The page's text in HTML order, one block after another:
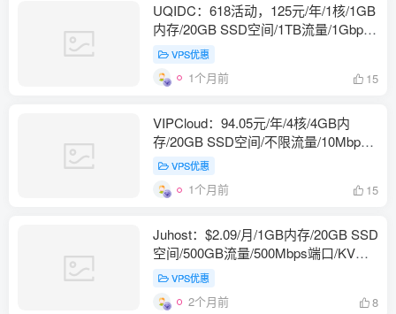
UQIDC：618活动，125元/年/1核/1GB
内存/20GB SSD空间/1TB流量/1Gbps
端口/KVM/西雅图/洛杉矶/英国/德国
等；韩国预售
VPS优惠
1个月前 15
VIPCloud：94.05元/年/4核/4GB内
存/20GB SSD空间/不限流量/10Mbps-
60Mbps端口/KVM/洛杉矶CN2 GIA/香
港CN2，原生IP
VPS优惠
1个月前 15
Juhost：$2.09/月/1GB内存/20GB SSD
空间/500GB流量/500Mbps端口/KVM/
香港BGP
VPS优惠
2个月前 8